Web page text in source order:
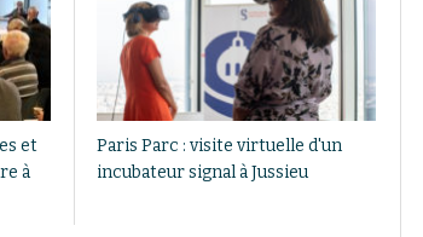
et
à
Paris Parc : visite virtuelle d'un
incubateur signal à Jussieu